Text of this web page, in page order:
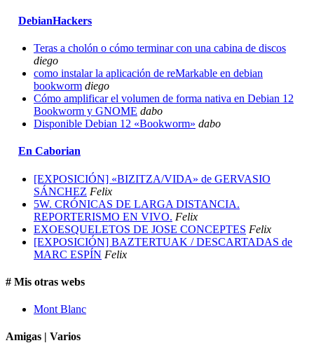
DebianHackers
Teras a cholón o cómo terminar con una cabina de discos
diego
como instalar la aplicación de reMarkable en debian
bookworm diego
Cómo amplificar el volumen de forma nativa en Debian 12
Bookworm y GNOME dabo
Disponible Debian 12 «Bookworm» dabo
En Caborian
[EXPOSICIÓN] «BIZITZA/VIDA» de GERVASIO
SÁNCHEZ Felix
5W. CRÓNICAS DE LARGA DISTANCIA.
REPORTERISMO EN VIVO. Felix
EXOESQUELETOS DE JOSE CONCEPTES Felix
[EXPOSICIÓN] BAZTERTUAK / DESCARTADAS de
MARC ESPÍN Felix
# Mis otras webs
Mont Blanc
Amigas | Varios